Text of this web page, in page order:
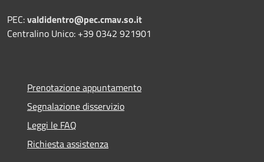
PEC:valdidentro@pec.cmav.so.it
Centralino Unico: +39 0342 921901
Prenotazione appuntamento
Segnalazione disservizio
Leggi le FAQ
Richiesta assistenza